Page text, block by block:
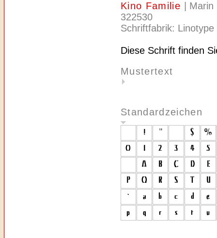
Kino Familie
|
322530
Schriftfabrik: Linotype
Diese Schrift finden
Mustertext
Standardzeichen